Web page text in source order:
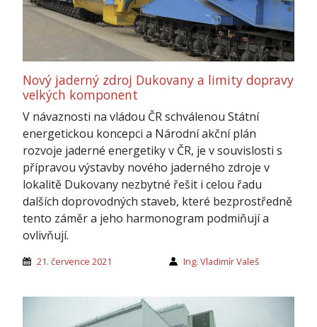
Nový jaderný zdroj Dukovany a limity dopravy
velkých komponent
V návaznosti na vládou ČR schválenou Státní
energetickou koncepci a Národní akční plán
rozvoje jaderné energetiky v ČR, je v souvislosti s
přípravou výstavby nového jaderného zdroje v
lokalitě Dukovany nezbytné řešit i celou řadu
dalších doprovodných staveb, které bezprostředně
tento záměr a jeho harmonogram podmiňují a
ovlivňují.
21. července 2021 Ing. Vladimír Valeš